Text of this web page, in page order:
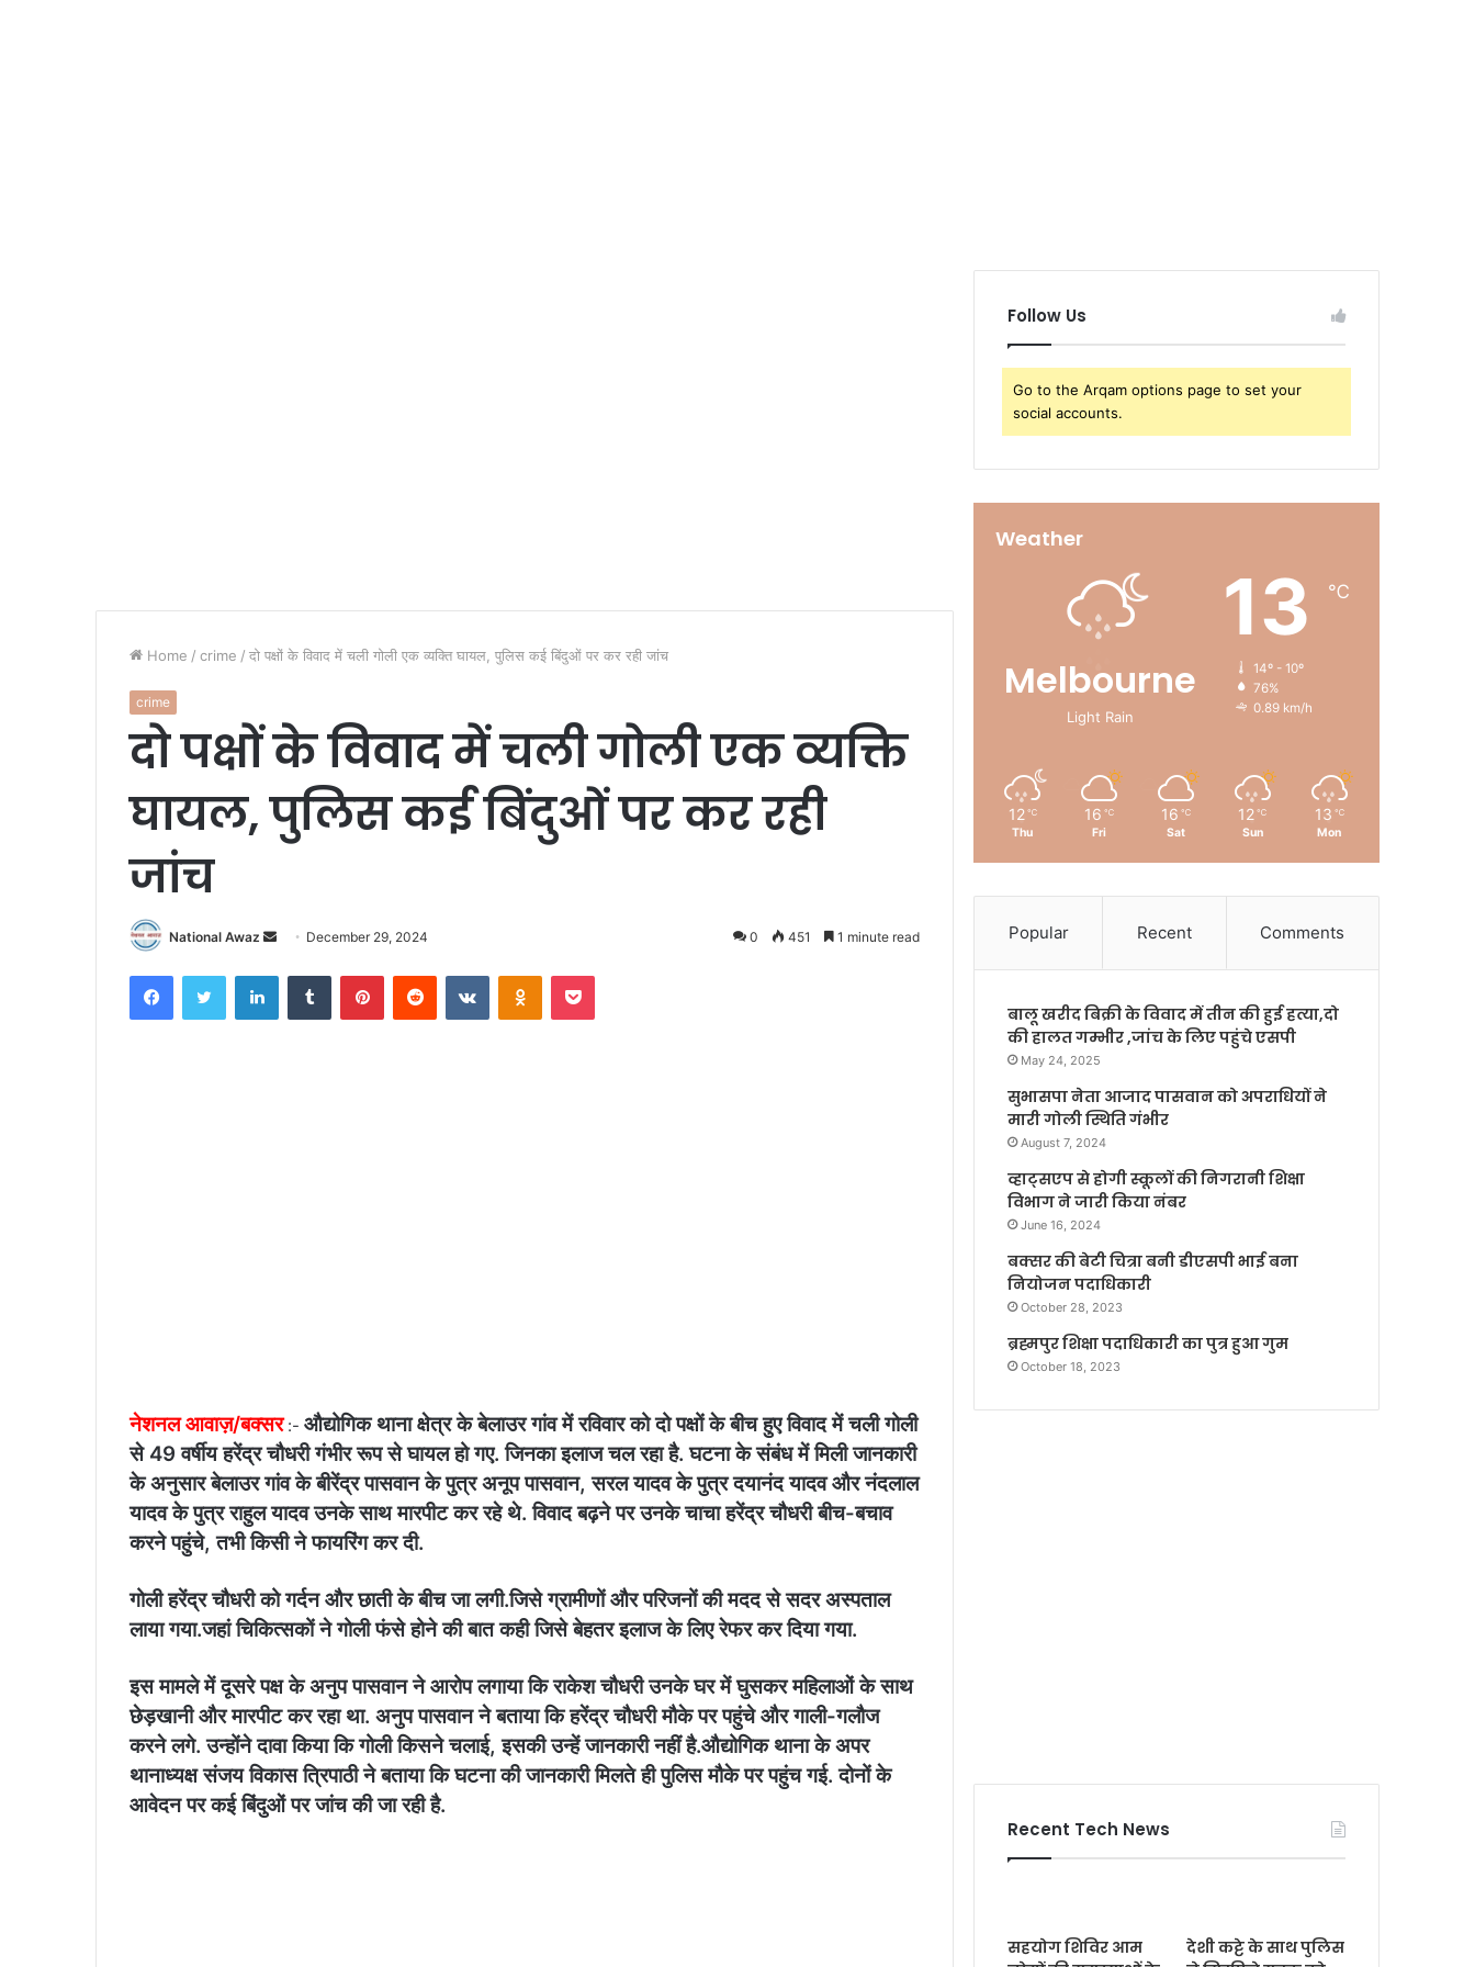
Home / crime / दो पक्षों के विवाद में चली गोली एक व्यक्ति घायल, पुलिस कई बिंदुओं पर कर रही जांच
crime
दो पक्षों के विवाद में चली गोली एक व्यक्ति
घायल, पुलिस कई बिंदुओं पर कर रही
जांच
National Awaz
d
December 29, 2024 0 451 1 minute read
नेशनल आवाज़/बक्सर:- औद्योगिक थाना क्षेत्र के बेलाउर गांव में रविवार को दो पक्षों के बीच हुए विवाद में चली गोली
से 49 वर्षीय हरेंद्र चौधरी गंभीर रूप से घायल हो गए. जिनका इलाज चल रहा है. घटना के संबंध में मिली जानकारी
के अनुसार बेलाउर गांव के बीरेंद्र पासवान के पुत्र अनूप पासवान, सरल यादव के पुत्र दयानंद यादव और नंदलाल
यादव के पुत्र राहुल यादव उनके साथ मारपीट कर रहे थे. विवाद बढ़ने पर उनके चाचा हरेंद्र चौधरी बीच-बचाव
करने पहुंचे, तभी किसी ने फायरिंग कर दी.
गोली हरेंद्र चौधरी को गर्दन और छाती के बीच जा लगी.जिसे ग्रामीणों और परिजनों की मदद से सदर अस्पताल
लाया गया.जहां चिकित्सकों ने गोली फंसे होने की बात कही जिसे बेहतर इलाज के लिए रेफर कर दिया गया.
इस मामले में दूसरे पक्ष के अनुप पासवान ने आरोप लगाया कि राकेश चौधरी उनके घर में घुसकर महिलाओं के साथ
छेड़खानी और मारपीट कर रहा था. अनुप पासवान ने बताया कि हरेंद्र चौधरी मौके पर पहुंचे और गाली-गलौज
करने लगे. उन्होंने दावा किया कि गोली किसने चलाई, इसकी उन्हें जानकारी नहीं है.औद्योगिक थाना के अपर
थानाध्यक्ष संजय विकास त्रिपाठी ने बताया कि घटना की जानकारी मिलते ही पुलिस मौके पर पहुंच गई. दोनों के
आवेदन पर कई बिंदुओं पर जांच की जा रही है.
Follow Us
Go to the Arqam options page to set your
social accounts.
Weather
Melbourne
Light Rain
13 ℃
14º - 10º
76%
0.89 km/h
12 ℃
Thu
16 ℃
Fri
16 ℃
Sat
12 ℃
Sun
13 ℃
Mon
Popular Recent Comments
बालू खरीद बिक्री के विवाद में तीन की हुई हत्या,दो
की हालत गम्भीर ,जांच के लिए पहुंचे एसपी
May 24, 2025
सुभासपा नेता आजाद पासवान को अपराधियों ने
मारी गोली स्थिति गंभीर
August 7, 2024
व्हाट्सएप से होगी स्कूलों की निगरानी शिक्षा
विभाग ने जारी किया नंबर
June 16, 2024
बक्सर की बेटी चित्रा बनी डीएसपी भाई बना
नियोजन पदाधिकारी
October 28, 2023
ब्रह्मपुर शिक्षा पदाधिकारी का पुत्र हुआ गुम
October 18, 2023
Recent Tech News
सहयोग शिविर आम
देशी कट्टे के साथ पुलिस